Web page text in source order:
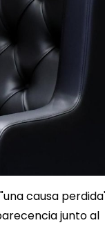
causa
junto al